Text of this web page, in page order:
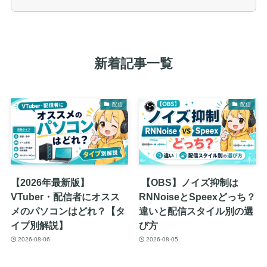
新着記事一覧
配信
【2026年最新版】
VTuber・配信者にオスス
メのパソコンはどれ？【タ
イプ別解説】
2026-08-06
配信
【OBS】ノイズ抑制は
RNNoiseとSpeexどっち？
違いと配信スタイル別の選
び方
2026-08-05